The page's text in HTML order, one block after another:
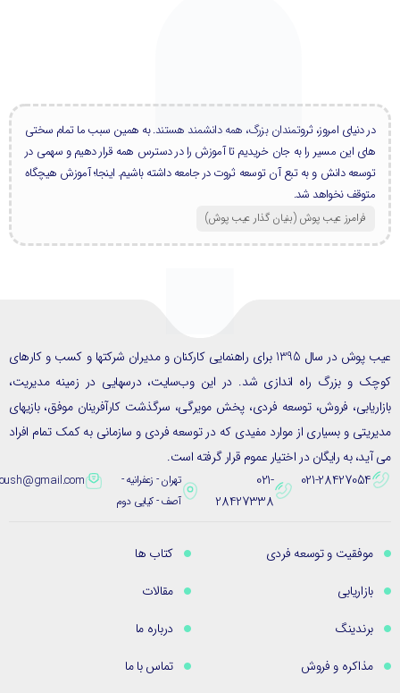
در دنیای امروز، ثروتمندان بزرگ، همه دانشمند هستند. به همین سبب ما تمام سختی
های این مسیر را به جان خریدیم تا آموزش را در دسترس همه قرار دهیم و سهمی در
توسعه دانش و به تبع آن توسعه ثروت در جامعه داشته باشیم. اینجا؛ آموزش هیچگاه
متوقف نخواهد شد.
فرامرز عیب پوش (بنیان گذار عیب پوش​)
عیب پوش در سال 1395 برای راهنمایی کارکنان و مدیران شرکتها و کسب و کارهای
و بزرگ راه اندازی شد. در این وب‌سایت، درسهایی در زمینه مدیریت،
فروش، توسعه فردی، پخش مویرگی، سرگذشت کارآفرینان موفق، بازیهای
و بسیاری از موارد مفیدی که در توسعه فردی و سازمانی به کمک تمام افراد
به رایگان در اختیار عموم قرار گرفته است.
021-28427054
021-
28427338
تهران - زعفرانیه -
آصف - کیایی دوم
eybpoush@gmail.com
موفقیت و توسعه فردی
بازاریابی
برندینگ
مذاکره و فروش
کتاب ها
مقالات
درباره ما
تماس با ما